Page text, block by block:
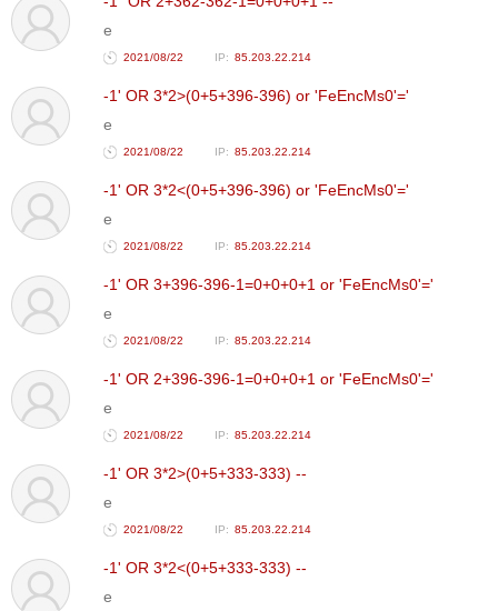
e
2021/08/22 85.203.22.214
-1' OR 3*2>(0+5+396-396) or 'FeEncMs0'='
e
2021/08/22 85.203.22.214
-1' OR 3*2<(0+5+396-396) or 'FeEncMs0'='
e
2021/08/22 85.203.22.214
-1' OR 3+396-396-1=0+0+0+1 or 'FeEncMs0'='
e
2021/08/22 85.203.22.214
-1' OR 2+396-396-1=0+0+0+1 or 'FeEncMs0'='
e
2021/08/22 85.203.22.214
-1' OR 3*2>(0+5+333-333) --
e
2021/08/22 85.203.22.214
-1' OR 3*2<(0+5+333-333) --
e